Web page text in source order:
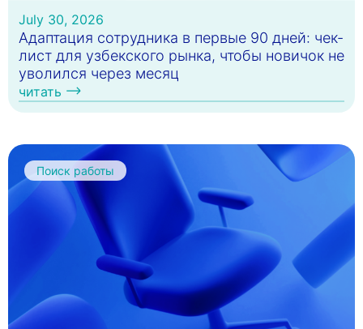
July 30, 2026
Адаптация сотрудника в первые 90 дней: чек-
лист для узбекского рынка, чтобы новичок не
уволился через месяц
читать
Поиск работы